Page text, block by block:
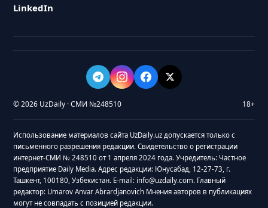
LinkedIn
© 2026 UzDaily · СМИ №248510 18+
Использование материалов сайта UzDaily.uz допускается только с
письменного разрешения редакции. Свидетельство о регистрации
интернет-СМИ № 248510 от 1 апреля 2024 года. Учредитель: Частное
предприятие Daily Media. Адрес редакции: Юнусабад, 12-27-73, г.
Ташкент, 100180, Узбекистан. E-mail: info@uzdaily.com. Главный
редактор: Umarov Anvar Abrardjanovich Мнения авторов в публикациях
могут не совпадать с позицией редакции.